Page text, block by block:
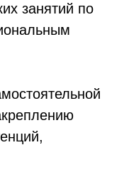
занятий по